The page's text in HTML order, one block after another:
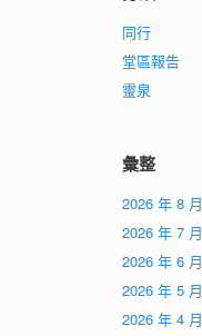
同行
堂區報告
靈泉
彙整
2026 年 8 月
2026 年 7 月
2026 年 6 月
2026 年 5 月
2026 年 4 月